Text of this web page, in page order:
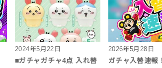
2024年5月22日
■ガチャガチャ4点 入れ替
2026年5月28日
ガチャ入替速報！